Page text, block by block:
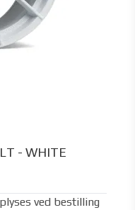
- WHITE
ved bestilling